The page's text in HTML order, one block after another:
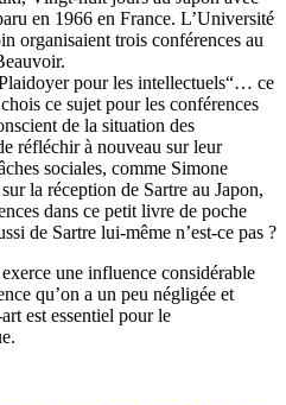
en 1966 en France. L’Université
organisaient trois conférences au
pour les intellectuels“… ce
ce sujet pour les conférences
de la situation des
réfléchir à nouveau sur leur
sociales, comme Simone
la réception de Sartre au Japon,
dans ce petit livre de poche
de Sartre lui-même n’est-ce pas ?
une influence considérable
qu’on a un peu négligée et
est essentiel pour le